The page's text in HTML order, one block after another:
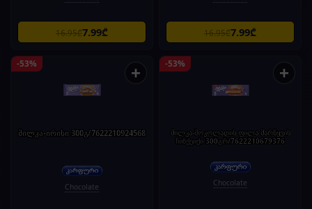
16.95₾7.99₾ 16.95₾7.99₾
-53% +
მილკა-ირისი 300გ/7622210924568
Chocolate
-53% +
მილკა-შოკოლადის ფილა მარწყვის
ჩიზქეიქი 300გრ/7622210679376
Chocolate